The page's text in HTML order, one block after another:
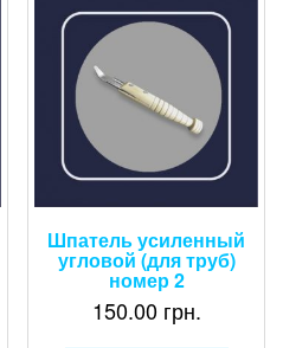
Шпатель усиленный
угловой (для труб)
номер 2
150.00 грн.